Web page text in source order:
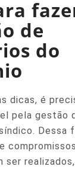
de
do
dicas, é
pela gestão
Dessa
ser